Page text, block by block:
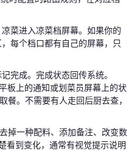
菜进入凉菜档屏幕。如果你的
每个档口都有自己的屏幕，只
完成。完成状态回传系统。
板上的通知或划菜员屏幕上的状
。不需要有人走回后厨去查，
掉一种配料、添加备注、改变数
到变化，通常有视觉提示说明